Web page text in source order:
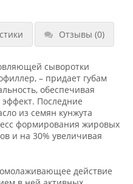
Отзывы (0)
сыворотки
– придает губам
обеспечивая
Последние
из семян кунжута
формирования жировых
и на 30% увеличивая
действие